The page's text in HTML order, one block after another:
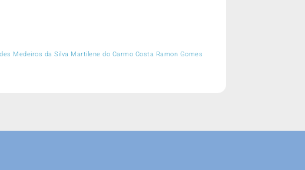
Medeiros da Silva Martilene do Carmo Costa Ramon Gomes